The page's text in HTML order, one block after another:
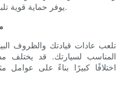
يوفر حماية قوية تلبي ظروف القيادة ومتطلبات المحرك.
تلعب عادات قيادتك والظروف
المناسب لسيارتك. قد يختلف
اختلافًا كبيرًا بناءً على